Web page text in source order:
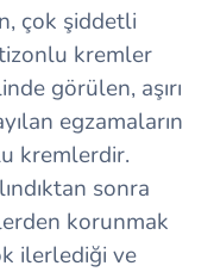
çok şiddetli
kremler
görülen, aşırı
egzamaların
kremlerdir.
sonra
korunmak
ilerlediği ve